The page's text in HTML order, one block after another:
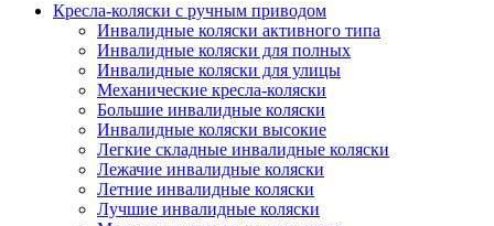
Кресла-коляски с ручным приводом
Инвалидные коляски активного типа
Инвалидные коляски для полных
Инвалидные коляски для улицы
Механические кресла-коляски
Большие инвалидные коляски
Инвалидные коляски высокие
Легкие складные инвалидные коляски
Лежачие инвалидные коляски
Летние инвалидные коляски
Лучшие инвалидные коляски